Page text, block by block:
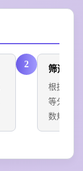
2 筛选维
根据需
等分类
数规模